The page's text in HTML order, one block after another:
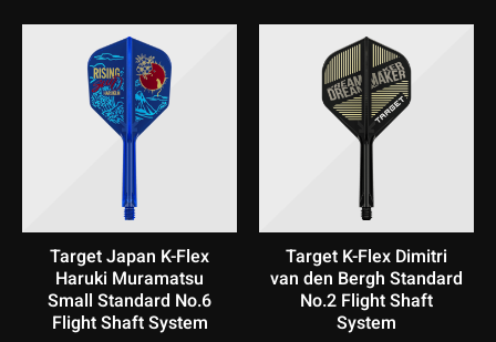
Target K-Flex Dimitri
den Bergh Standard
No.2 Flight Shaft
System
Target K-Flex Gabriel
Clemens Standard No.2
Flight Shaft System
€